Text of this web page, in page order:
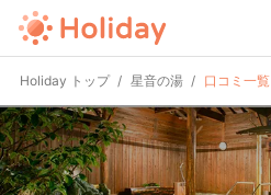
Holiday トップ 星音の湯 口コミ一覧